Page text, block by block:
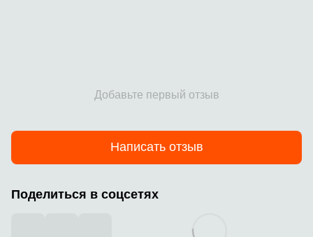
Добавьте первый отзыв
Написать отзыв
Поделиться в соцсетях